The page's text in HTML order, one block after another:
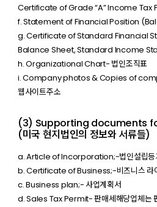
Certificate of Grade “A” Income Tax
f. Statement of Financial Position
g. Certificate of Standard Financial
Balance Sheet, Standard Income
h. Organizational Chart- 법인조직표
i. Company photos & Copies of
웹사이트주소
(3) Supporting documents
(미국 현지법인의 정보와 서류들)
a. Article of Incorporation;-법인설립등
b. Certificate of Business;-비즈니스 라
c. Business plan;- 사업계획서
d. Sales Tax Permit- 판매세해당업체는